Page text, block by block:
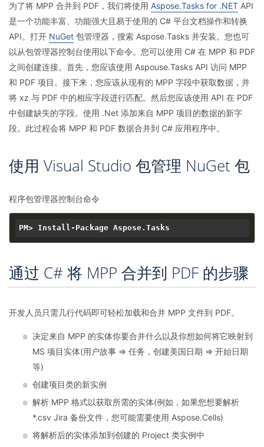
为了将 MPP 合并到 PDF，我们将使用 Aspose.Tasks for .NET API
是一个功能丰富、功能强大且易于使用的 C# 平台文档操作和转换
API。打开 NuGet 包管理器，搜索 Aspose.Tasks 并安装。您也可
以从包管理器控制台使用以下命令。您可以使用 C# 在 MPP 和 PDF
之间创建连接。首先，您应该使用 Aspouse.Tasks API 访问 MPP
和 PDF 项目。接下来，您应该从现有的 MPP 字段中获取数据，并
将 xz 与 PDF 中的相应字段进行匹配。然后您应该使用 API 在 PDF
中创建缺失的字段。使用 .Net 添加来自 MPP 项目的数据的新字
段。此过程会将 MPP 和 PDF 数据合并到 C# 应用程序中。
使用 Visual Studio 包管理 NuGet 包
程序包管理器控制台命令
通过 C# 将 MPP 合并到 PDF 的步骤
开发人员只需几行代码即可轻松加载和合并 MPP 文件到 PDF。
决定来自 MPP 的实体你要合并什么以及你想如何将它映射到
MS 项目实体(用户故事 => 任务，创建美国日期 => 开始日期
等)
创建项目类的新实例
解析 MPP 格式以获取所需的实体(例如，如果您想要解析
*.csv Jira 备份文件，您可能需要使用 Aspose.Cells)
将解析后的实体添加到创建的 Project 类实例中